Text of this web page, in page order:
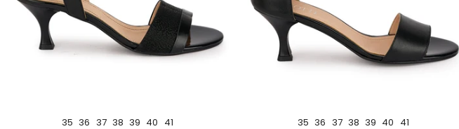
35 36 37 38 39 40 41 35 36 37 38 39 40 41